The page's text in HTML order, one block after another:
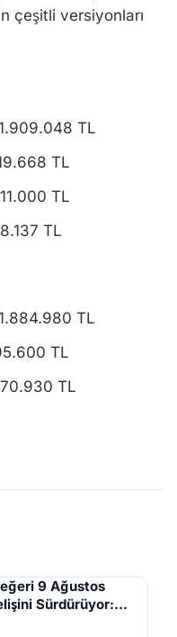
çeşitli versiyonları
TL
TL
TL
TL
TL
TL
TL
9 Ağustos
Sürdürüyor:
Fiyatları